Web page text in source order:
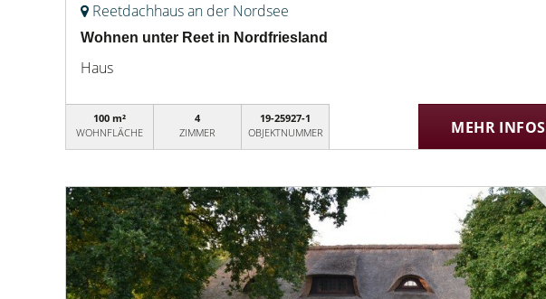
Reetdachhaus an der Nordsee
Wohnen unter Reet in Nordfriesland
Haus
100 m²
WOHNFLÄCHE
4
ZIMMER
19-25927-1
OBJEKTNUMMER
MEHR INFOS